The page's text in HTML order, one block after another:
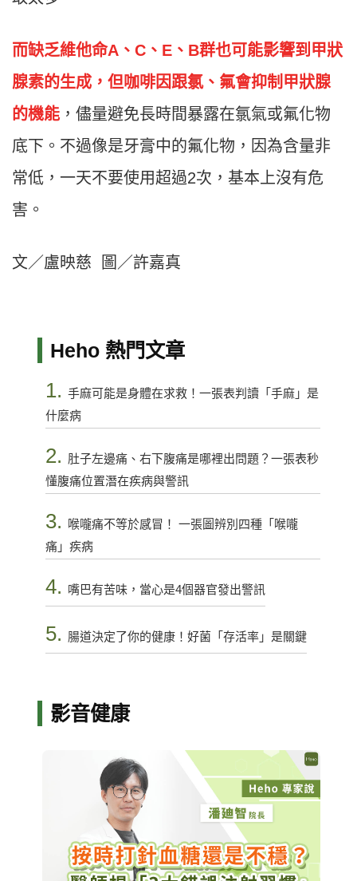
而缺乏維他命A、C、E、B群也可能影響到甲狀
腺素的生成，但咖啡因跟氯、氟會抑制甲狀腺
的機能，儘量避免長時間暴露在氯氣或氟化物
底下。不過像是牙膏中的氟化物，因為含量非
常低，一天不要使用超過2次，基本上沒有危
害。
文／盧映慈 圖／許嘉真
Heho 熱門文章
1. 手麻可能是身體在求救！一張表判讀「手麻」是
什麼病
2. 肚子左邊痛、右下腹痛是哪裡出問題？一張表秒
懂腹痛位置潛在疾病與警訊
3.
喉嚨痛不等於感冒！ 一張圖辨別四種「喉嚨
痛」疾病
4. 嘴巴有苦味，當心是4個器官發出警訊
5. 腸道決定了你的健康！好菌「存活率」是關鍵
影音健康